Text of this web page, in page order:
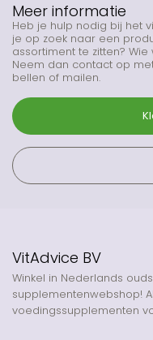
Meer informatie
Heb je hulp nodig bij het
je op zoek naar een
assortiment te zitten?
Neem dan contact op
bellen of mailen.
VitAdvice BV
Winkel in Nederlands
supplementenwebshop!
voedingssupplementen